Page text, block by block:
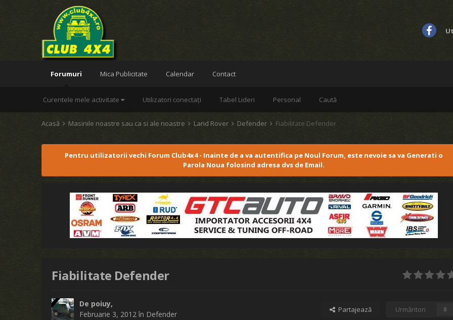
Forumuri
Curentele mele activitate Utilizatori conectați Tabel Lideri Personal Caută
Mica Publicitate Calendar Contact
Acasă Masinile noastre sau ca si ale noastre Land Rover Defender Fiabilitate Defender
Pentru utilizatorii vechi Forum Club4x4 - Inainte de a va autentifica pe Noul Forum, este nevoie sa va Generati o
Parola Noua folosind adresa dvs de Email.
Fiabilitate Defender
De poiuy,
Februarie 3, 2012în Defender Partajează Urmăritori 0